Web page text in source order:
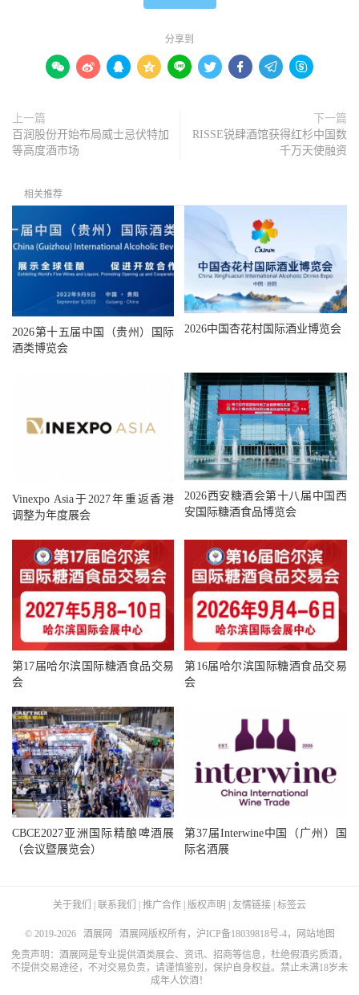
分享到
        
上一篇
百润股份开始布局威士忌伏特加
等高度酒市场
下一篇
RISSE锐肆酒馆获得红杉中国数
千万天使融资
相关推荐
2026第十五届中国（贵州）国际
酒类博览会
2026中国杏花村国际酒业博览会
Vinexpo Asia于2027年重返香港
调整为年度展会
2026西安糖酒会第十八届中国西
安国际糖酒食品博览会
第17届哈尔滨国际糖酒食品交易
会
第16届哈尔滨国际糖酒食品交易
会
CBCE2027亚洲国际精酿啤酒展
（会议暨展览会）
第37届Interwine中国（广州）国
际名酒展
关于我们 | 联系我们 | 推广合作 | 版权声明 | 友情链接 | 标签云
© 2019-2026 酒展网 酒展网版权所有， 沪ICP备18039818号-4，
网站地图
免责声明：酒展网是专业提供酒类展会、资讯、招商等信息，杜绝假酒劣质酒，
不提供交易途径，不对交易负责，请谨慎鉴别，保护自身权益。禁止未满18岁未
成年人饮酒！